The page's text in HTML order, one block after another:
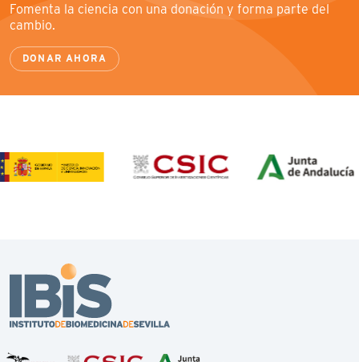
Fomenta la ciencia con una donación y forma parte del
cambio.
DONAR AHORA